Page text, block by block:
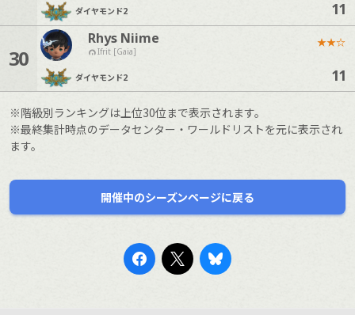
ダイヤモンド2 11
30
Rhys Niime
Ifrit [Gaia]
ダイヤモンド2
★★☆
11
※階級別ランキングは上位30位まで表示されます。
※最終集計時点のデータセンター・ワールドリストを元に表示され
ます。
開催中のシーズンページに戻る